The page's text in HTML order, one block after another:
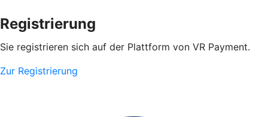
Registrierung
Sie registrieren sich auf der Plattform von VR Payment.
Zur Registrierung